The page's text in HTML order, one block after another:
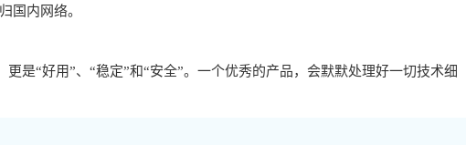
国内网络。
是“好用”、“稳定”和“安全”。一个优秀的产品，会默默处理好一切技术细